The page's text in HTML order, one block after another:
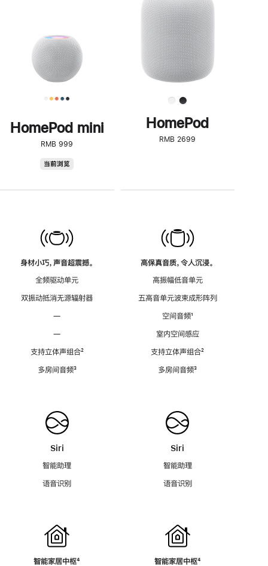
HomePod mini
RMB 999
当前浏览
身材小巧，声音超震撼。
全频驱动单元
双振动抵消无源辐射器
—
—
支持立体声组合脚
²
多房间音频脚
³
Siri
智能助理
语音识别
智能家居中枢脚
⁴
了
解
HomePod<
HomePod
RMB 2699
高保真音质，令人沉浸。
高振幅低音单元
五高音单元波束成形阵列
空间音频脚
¹
室内空间感应
支持立体声组合脚
²
多房间音频脚
³
Siri
智能助理
语音识别
智能家居中枢脚
⁴